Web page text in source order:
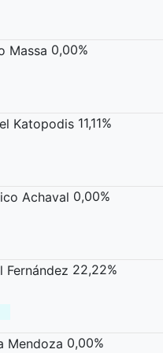
Massa 0,00%
Katopodis 11,11%
Achaval 0,00%
Fernández 22,22%
Mendoza 0,00%